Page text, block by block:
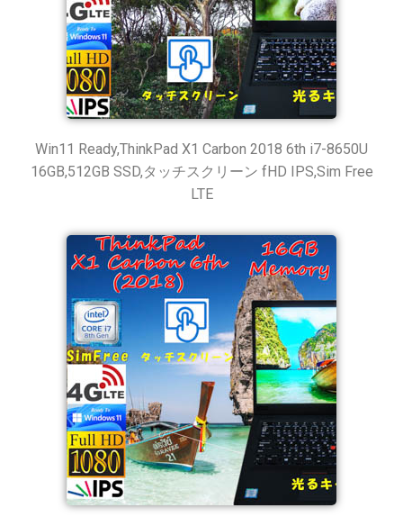
Win11 Ready,ThinkPad X1 Carbon 2018 6th i7-8650U
16GB,512GB SSD,タッチスクリーン fHD IPS,Sim Free
LTE